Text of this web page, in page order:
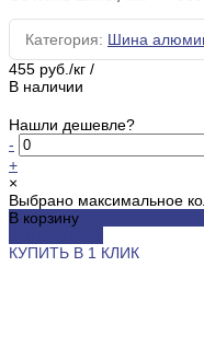
Категория: Шина
455 руб./кг /
В наличии
Нашли дешевле?
-
+
×
Выбрано максимальное
В корзину
КУПИТЬ В 1 КЛИК